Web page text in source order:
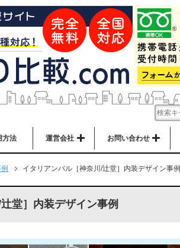
方法 運営会社 お問い合わせ
イタリアンバル［神奈川/辻堂］内装デザイン事例
堂］内装デザイン事例